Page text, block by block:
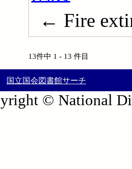
← Fire
13件中 1 - 13 件目
国立国会図書館サーチ
© National